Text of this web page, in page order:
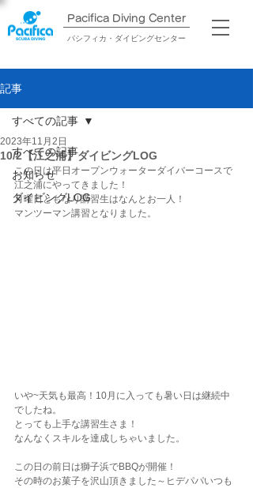
Pacifica Diving Center​
パシフィカ・ダイビングセンター
記事
すべての記事
お知らせ
ダイビングLOG
すべての記事
10/2【江之浦】ダイビングLOG
2023年11月2日
この日は平日オープンウォーターダイバーコースで
江之浦にやってきました！
月曜日ともなり講習生はなんとお一人！
マンツーマン講習となりました。
いや~天気も最高！10月に入っても暑い日は継続中
でしたね。
とっても上手な講習生さま！
なんなくスキルを達成しちゃいました。
この日の前日は獅子浜でBBQが開催！
その時のお菓子を沢山頂きました～ヒデパパいつも